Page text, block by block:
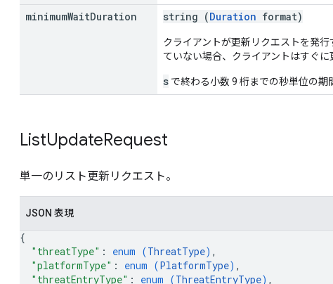
minimumWaitDuration string (Duration format)
クライアントが更新リクエストを発
ていない場合、クライアントはすぐに
s で終わる小数 9 桁までの秒単位の期
ListUpdateRequest
単一のリスト更新リクエスト。
JSON 表現
{
"threatType" : enum (ThreatType) ,
"platformType" : enum (PlatformType) ,
"threatEntryType" : enum (ThreatEntryType) ,